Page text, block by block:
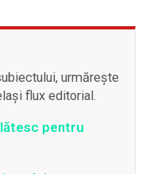
urmărește
flux editorial.
pentru